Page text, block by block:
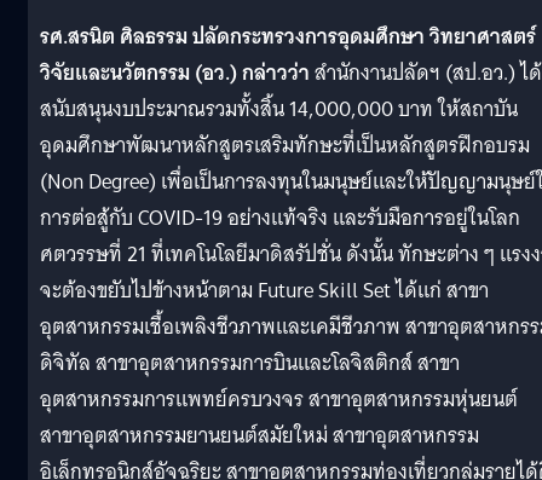
รศ.สรนิต ศิลธรรม ปลัดกระทรวงการอุดมศึกษา วิทยาศาสตร์
วิจัยและนวัตกรรม (อว.) กล่าวว่าสำนักงานปลัดฯ (สป.อว.) ได้
สนับสนุนงบประมาณรวมทั้งสิ้น 14,000,000 บาท ให้สถาบัน
อุดมศึกษาพัฒนาหลักสูตรเสริมทักษะที่เป็นหลักสูตรฝึกอบรม
(Non Degree) เพื่อเป็นการลงทุนในมนุษย์และให้ปัญญามนุษย์
การต่อสู้กับ COVID-19 อย่างแท้จริง และรับมือการอยู่ในโลก
ศตวรรษที่ 21 ที่เทคโนโลยีมาดิสรัปชั่น ดังนั้น ทักษะต่าง ๆ แรง
จะต้องขยับไปข้างหน้าตาม Future Skill Set ได้แก่ สาขา
อุตสาหกรรมเชื้อเพลิงชีวภาพและเคมีชีวภาพ สาขาอุตสาหกร
ดิจิทัล สาขาอุตสาหกรรมการบินและโลจิสติกส์ สาขา
อุตสาหกรรมการแพทย์ครบวงจร สาขาอุตสาหกรรมหุ่นยนต์
สาขาอุตสาหกรรมยานยนต์สมัยใหม่ สาขาอุตสาหกรรม
อิเล็กทรอนิกส์อัจฉริยะ สาขาอุตสาหกรรมท่องเที่ยวกลุ่มรายไ